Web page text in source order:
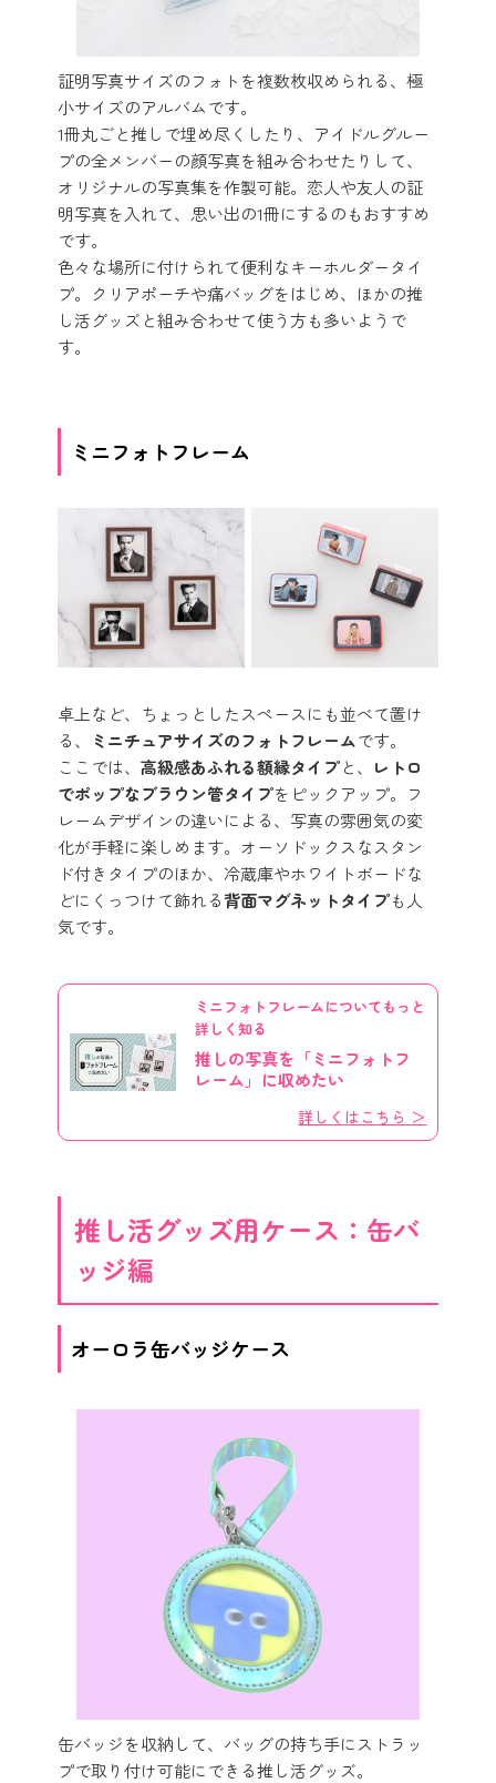
証明写真サイズのフォトを複数枚収められる、極
小サイズのアルバムです。
1冊丸ごと推しで埋め尽くしたり、アイドルグルー
プの全メンバーの顔写真を組み合わせたりして、
オリジナルの写真集を作製可能。恋人や友人の証
明写真を入れて、思い出の1冊にするのもおすすめ
です。
色々な場所に付けられて便利なキーホルダータイ
プ。クリアポーチや痛バッグをはじめ、ほかの推
し活グッズと組み合わせて使う方も多いようで
す。
ミニフォトフレーム
卓上など、ちょっとしたスペースにも並べて置け
る、
ミニチュアサイズのフォトフレームです。
ここでは、 高級感あふれる額縁タイプと、 レトロ
でポップなブラウン管タイプをピックアップ。フ
レームデザインの違いによる、写真の雰囲気の変
化が手軽に楽しめます。オーソドックスなスタン
ド付きタイプのほか、冷蔵庫やホワイトボードな
どにくっつけて飾れる背面マグネットタイプも人
気です。
ミニフォトフレームについてもっと
詳しく知る
推しの写真を「ミニフォトフ
レーム」に収めたい
詳しくはこちら ＞
推し活グッズ用ケース：缶バ
ッジ編
オーロラ缶バッジケース
缶バッジを収納して、バッグの持ち手にストラッ
プで取り付け可能にできる推し活グッズ。